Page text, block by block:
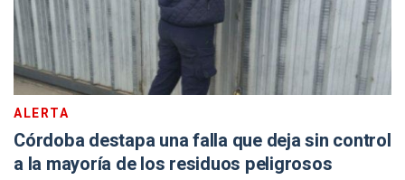
ALERTA
Córdoba destapa una falla que deja sin control
a la mayoría de los residuos peligrosos